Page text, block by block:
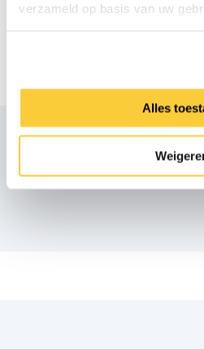
verzameld op basis van uw
Alles
pdf
Aanbevolen